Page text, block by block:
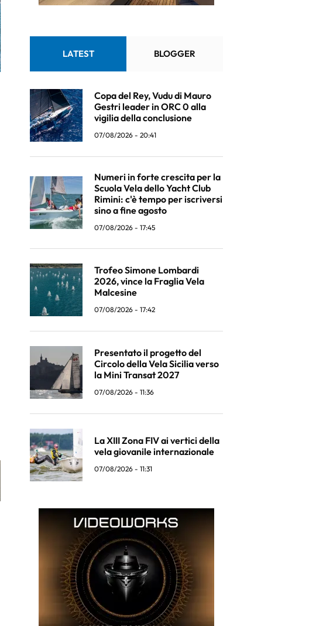
LATEST BLOGGER
Copa del Rey, Vudu di Mauro
Gestri leader in ORC 0 alla
vigilia della conclusione
07/08/2026 - 20:41
Numeri in forte crescita per la
Scuola Vela dello Yacht Club
Rimini: c'è tempo per iscriversi
sino a fine agosto
07/08/2026 - 17:45
Trofeo Simone Lombardi
2026, vince la Fraglia Vela
Malcesine
07/08/2026 - 17:42
Presentato il progetto del
Circolo della Vela Sicilia verso
la Mini Transat 2027
07/08/2026 - 11:36
La XIII Zona FIV ai vertici della
vela giovanile internazionale
07/08/2026 - 11:31